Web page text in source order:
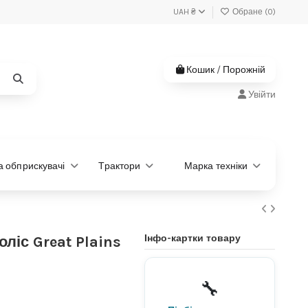
UAH ₴ Обране (0)
Кошик / Порожній
Увійти
обприскувачі Трактори Марка техніки
Great Plains
Інфо-картки товару
🔧
потрібна?
Підберемо за моделлю або